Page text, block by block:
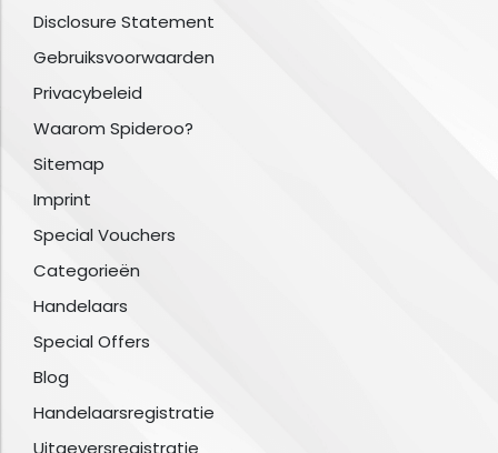
Disclosure Statement
Gebruiksvoorwaarden
Privacybeleid
Waarom Spideroo?
Sitemap
Imprint
Special Vouchers
Categorieën
Handelaars
Special Offers
Blog
Handelaarsregistratie
Uitgeversregistratie